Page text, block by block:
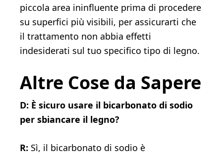
piccola area ininfluente prima di procedere
su superfici più visibili, per assicurarti che
il trattamento non abbia effetti
indesiderati sul tuo specifico tipo di legno.
Altre Cose da Sapere
D: È sicuro usare il bicarbonato di sodio
per sbiancare il legno?
R: Sì, il bicarbonato di sodio è